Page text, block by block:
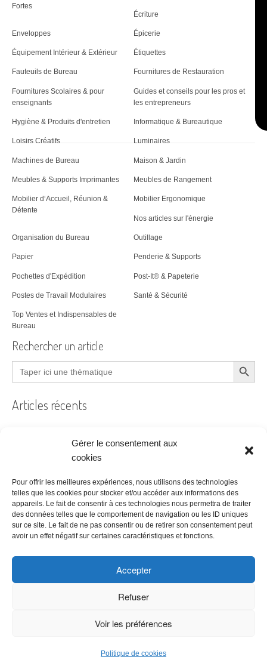
Gérer le consentement aux
cookies
Pour offrir les meilleures expériences, nous utilisons des technologies
telles que les cookies pour stocker et/ou accéder aux informations des
appareils. Le fait de consentir à ces technologies nous permettra de traiter
des données telles que le comportement de navigation ou les ID uniques
sur ce site. Le fait de ne pas consentir ou de retirer son consentement peut
avoir un effet négatif sur certaines caractéristiques et fonctions.
Accepter
Refuser
Voir les préférences
Politique de cookies
Fortes
Écriture
Enveloppes Épicerie
Équipement Intérieur & Extérieur Étiquettes
Fauteuils de Bureau Fournitures de Restauration
Fournitures Scolaires & pour
enseignants
Guides et conseils pour les pros et
les entrepreneurs
Hygiène & Produits d'entretien Informatique & Bureautique
Loisirs Créatifs Luminaires
Machines de Bureau Maison & Jardin
Meubles & Supports Imprimantes Meubles de Rangement
Mobilier d‘Accueil, Réunion &
Détente
Mobilier Ergonomique
Nos articles sur l'énergie
Organisation du Bureau Outillage
Papier Penderie & Supports
Pochettes d'Expédition Post-It® & Papeterie
Postes de Travail Modulaires Santé & Sécurité
Top Ventes et Indispensables de
Bureau
Rechercher un article
Search
for:
Search Button
Articles récents
Filtre à air encrassé au bureau : le guide pratique
Acheter ses bureaux, faut-il encore y penser ?
Les étapes à suivre pour la création d’une entreprise
Bien choisir son logiciel de comptabilité
Copyright © 2026 Meilleur Tarif - Politique de confidentialité